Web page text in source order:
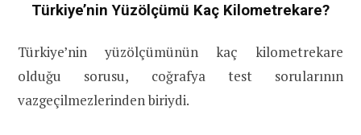
Türkiye’nin Yüzölçümü Kaç Kilometrekare?
Türkiye’nin yüzölçümünün kaç kilometrekare
olduğu sorusu, coğrafya test sorularının
vazgeçilmezlerinden biriydi.